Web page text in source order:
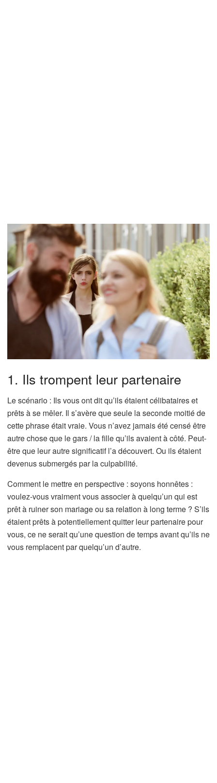
1. Ils trompent leur partenaire
Le scénario : Ils vous ont dit qu’ils étaient célibataires et
prêts à se mêler. Il s’avère que seule la seconde moitié de
cette phrase était vraie. Vous n’avez jamais été censé être
autre chose que le gars / la fille qu’ils avaient à côté. Peut-
être que leur autre significatif l’a découvert. Ou ils étaient
devenus submergés par la culpabilité.
Comment le mettre en perspective : soyons honnêtes :
voulez-vous vraiment vous associer à quelqu’un qui est
prêt à ruiner son mariage ou sa relation à long terme ? S’ils
étaient prêts à potentiellement quitter leur partenaire pour
vous, ce ne serait qu’une question de temps avant qu’ils ne
vous remplacent par quelqu’un d’autre.